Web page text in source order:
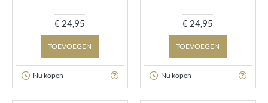
€ 24,95
TOEVOEGEN
Nu kopen
€ 24,95
TOEVOEGEN
Nu kopen